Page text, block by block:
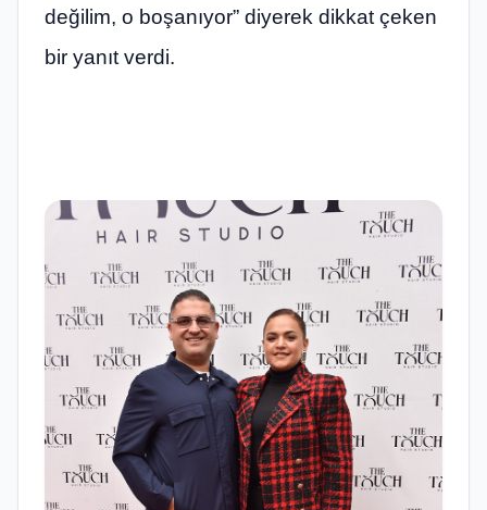
değilim, o boşanıyor” diyerek dikkat çeken
bir yanıt verdi.